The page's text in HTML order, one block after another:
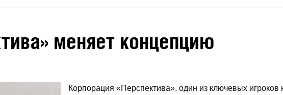
меняет концепцию
Корпорация «Перспектива», один из ключевых игроков